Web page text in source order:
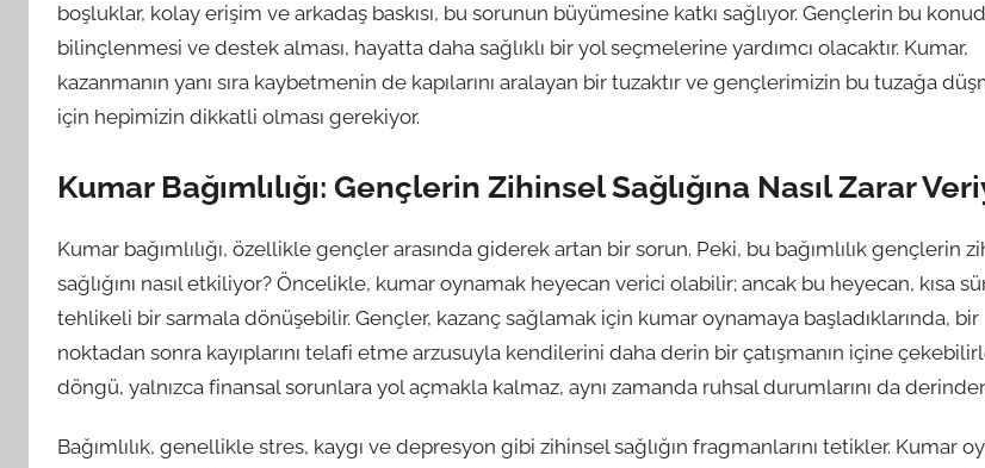
boşluklar, kolay erişim ve arkadaş baskısı, bu sorunun büyümesine katkı sağlıyor. Gençlerin bu
bilinçlenmesi ve destek alması, hayatta daha sağlıklı bir yol seçmelerine yardımcı olacaktır. Kumar,
kazanmanın yanı sıra kaybetmenin de kapılarını aralayan bir tuzaktır ve gençlerimizin bu tuzağa
için hepimizin dikkatli olması gerekiyor.
Kumar Bağımlılığı: Gençlerin Zihinsel Sağlığına Nasıl Zarar
Kumar bağımlılığı, özellikle gençler arasında giderek artan bir sorun. Peki, bu bağımlılık gençlerin
sağlığını nasıl etkiliyor? Öncelikle, kumar oynamak heyecan verici olabilir; ancak bu heyecan, kısa
tehlikeli bir sarmala dönüşebilir. Gençler, kazanç sağlamak için kumar oynamaya başladıklarında, bir
noktadan sonra kayıplarını telafi etme arzusuyla kendilerini daha derin bir çatışmanın içine
döngü, yalnızca finansal sorunlara yol açmakla kalmaz, aynı zamanda ruhsal durumlarını da
Bağımlılık, genellikle stres, kaygı ve depresyon gibi zihinsel sağlığın fragmanlarını tetikler. Kumar